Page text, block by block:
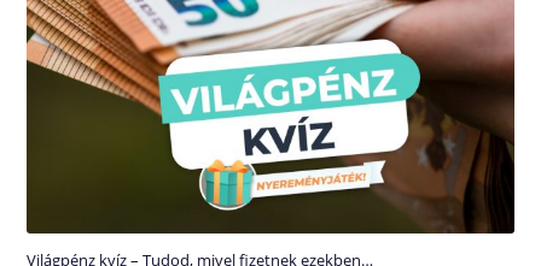
Világpénz kvíz – Tudod, mivel fizetnek ezekben…